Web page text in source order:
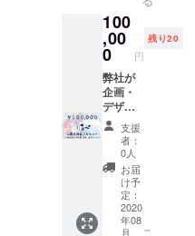
す。 ※
着付け
小物
セット
の内容
は『肌
着、着
付ベル
ト、ウ
エスト
ベル
ト、前
板』と
なりま
す。 ※
お送り
させて
頂きま
す。 ※
浴衣・
帯・下
駄・信
玄袋は
おまか
せとな
りま
す。
100
,00
0 円
残り20
弊社が
企画・
デザイ
ンした
2020年
新作二
部式浴
衣フル
セット
（二部
式浴
支援
者：
0人
お届
け予
定：
2020
年08
月
こ